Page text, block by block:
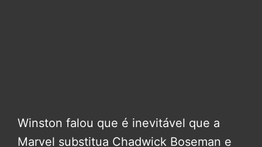
Winston falou que é inevitável que a
Marvel substitua Chadwick Boseman e